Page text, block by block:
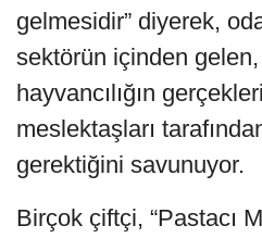
gelmesidir” diyerek,
sektörün içinden gelen,
hayvancılığın
meslektaşları
gerektiğini savunuyor.
Birçok çiftçi, “Pastacı